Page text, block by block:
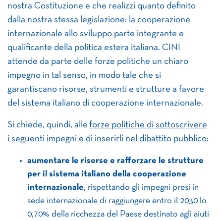
nostra Costituzione e che realizzi quanto definito
dalla nostra stessa legislazione: la cooperazione
internazionale allo sviluppo parte integrante e
qualificante della politica estera italiana. CINI
attende da parte delle forze politiche un chiaro
impegno in tal senso, in modo tale che si
garantiscano risorse, strumenti e strutture a favore
del sistema italiano di cooperazione internazionale.
Si chiede, quindi, alle forze politiche di sottoscrivere
i seguenti impegni e di inserirli nel dibattito pubblico:
aumentare le risorse e rafforzare le strutture
per il sistema italiano della cooperazione
internazionale, rispettando gli impegni presi in
sede internazionale di raggiungere entro il 2030 lo
0,70% della ricchezza del Paese destinato agli aiuti